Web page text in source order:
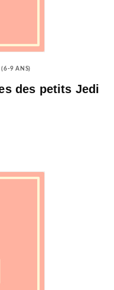
(6-9 ANS)
des petits Jedi